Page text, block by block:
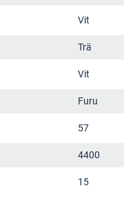
Vit
Trä
Vit
Furu
57
4400
15